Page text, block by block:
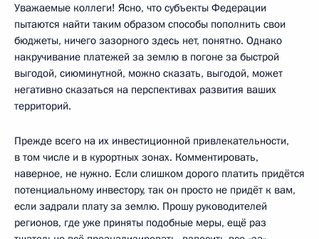
Уважаемые коллеги! Ясно, что субъекты Федерации
пытаются найти таким образом способы пополнить свои
бюджеты, ничего зазорного здесь нет, понятно. Однако
накручивание платежей за землю в погоне за быстрой
выгодой, сиюминутной, можно сказать, выгодой, может
негативно сказаться на перспективах развития ваших
территорий.
Прежде всего на их инвестиционной привлекательности,
в том числе и в курортных зонах. Комментировать,
наверное, не нужно. Если слишком дорого платить придётся
потенциальному инвестору, так он просто не придёт к вам,
если задрали плату за землю. Прошу руководителей
регионов, где уже приняты подобные меры, ещё раз